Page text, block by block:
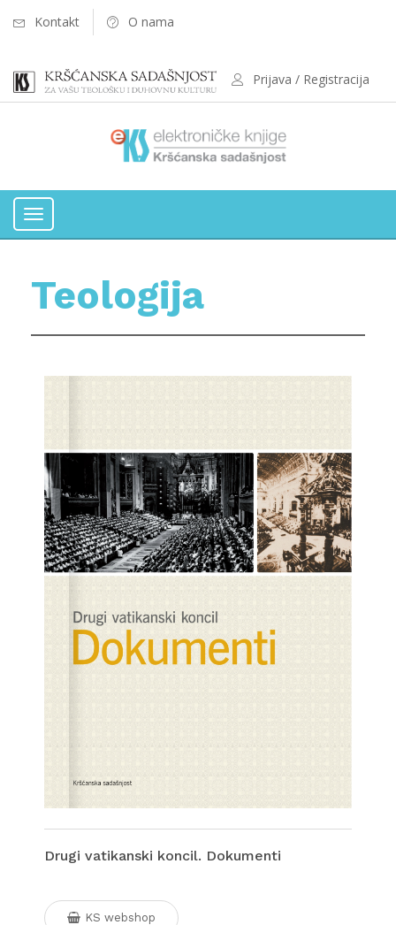
Kontakt O nama
Prijava / Registracija
Toggle
Teologija
Drugi vatikanski koncil. Dokumenti
KS webshop